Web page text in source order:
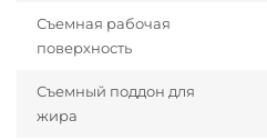
Съемная рабочая
поверхность
Съемный поддон для
жира